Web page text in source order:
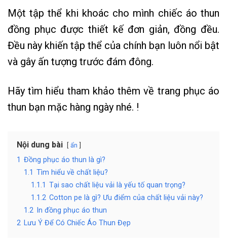
Một tập thể khi khoác cho mình chiếc áo thun
đồng phục được thiết kế đơn giản, đồng đều.
Đều này khiến tập thể của chính bạn luôn nổi bật
và gây ấn tượng trước đám đông.
Hãy tìm hiểu tham khảo thêm về trang phục áo
thun bạn mặc hàng ngày nhé. !
Nội dung bài ẩn
1 Đồng phục áo thun là gì?
1.1 Tìm hiểu về chất liệu?
1.1.1 Tại sao chất liệu vải là yếu tố quan trọng?
1.1.2 Cotton pe là gì? Ưu điểm của chất liệu vải này?
1.2 In đồng phục áo thun
2 Lưu Ý Để Có Chiếc Áo Thun Đẹp